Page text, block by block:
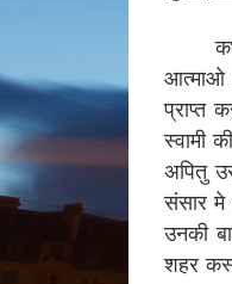
कभी
आत्माओ
प्राप्त
स्वामी
अपितु
संसार मे
उनकी
शहर